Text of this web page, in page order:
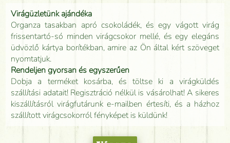
Virágüzletünk ajándéka
Organza tasakban apró csokoládék, és egy vágott virág
frissentartó-só minden virágcsokor mellé, és egy elegáns
üdvözlő kártya borítékban, amire az Ön által kért szöveget
nyomtatjuk.
Rendeljen gyorsan és egyszerűen
Dobja a terméket kosárba, és töltse ki a virágküldés
szállítási adatait! Regisztráció nélkül is vásárolhat! A sikeres
kiszállításról virágfutárunk e-mailben értesíti, és a házhoz
szállított virágcsokorról fényképet is küldünk!